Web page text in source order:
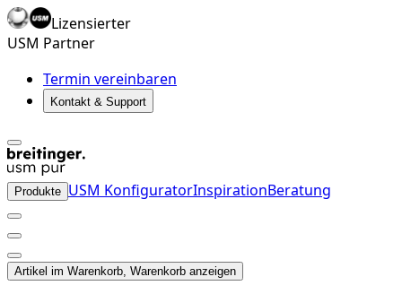
Lizensierter
USM Partner
Termin vereinbaren
Kontakt & Support
Produkte USM KonfiguratorInspirationBeratung
Artikel im Warenkorb, Warenkorb anzeigen